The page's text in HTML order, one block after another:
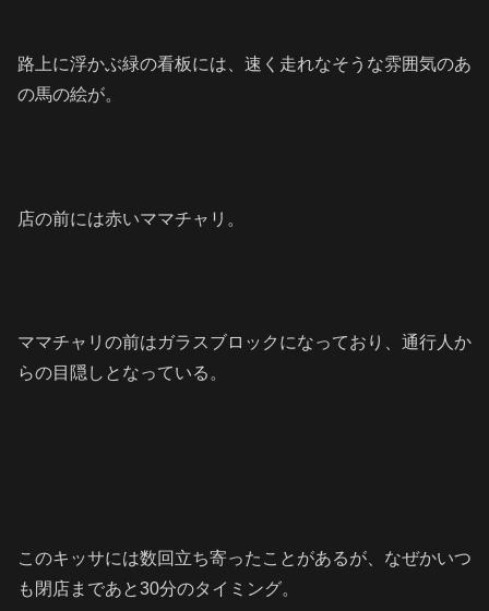
路上に浮かぶ緑の看板には、速く走れなそうな雰囲気のあ
の馬の絵が。
店の前には赤いママチャリ。
ママチャリの前はガラスブロックになっており、通行人か
らの目隠しとなっている。
このキッサには数回立ち寄ったことがあるが、なぜかいつ
も閉店まであと30分のタイミング。